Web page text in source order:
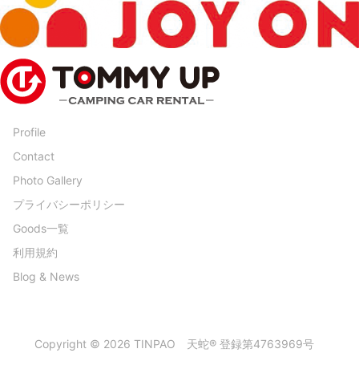
Profile
Contact
Photo Gallery
プライバシーポリシー
Goods一覧
利用規約
Blog & News
Copyright © 2026 TINPAO